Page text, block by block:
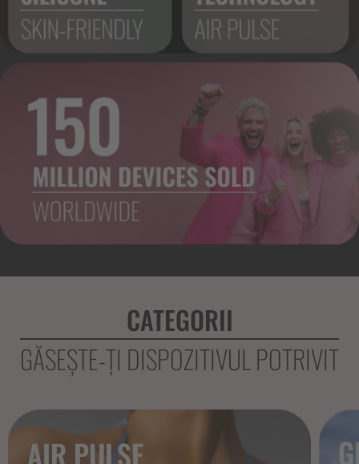
CATEGORII
GĂSEȘTE-ȚI DISPOZITIVUL POTRIVIT
AIR PULSE